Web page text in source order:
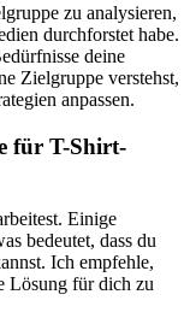
zu ⁢analysieren,
durchforstet habe.
deine
Zielgruppe ‌verstehst,‌
anpassen.
für T-Shirt-
Einige
bedeutet, ⁤dass du
Ich empfehle,
⁤Lösung⁢ für dich zu